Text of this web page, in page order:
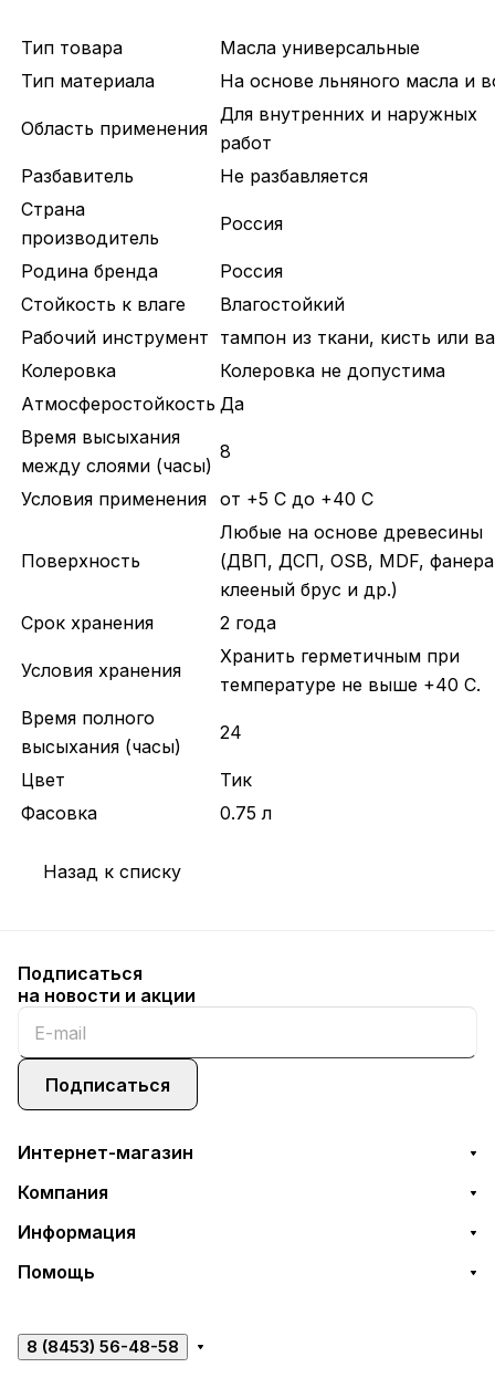
Тип товара
Масла универсальные
Тип материала
На основе льняного масла и
Область применения
Для внутренних и наружных
работ
Разбавитель
Не разбавляется
Страна
производитель
Россия
Родина бренда
Россия
Стойкость к влаге
Влагостойкий
Рабочий инструмент тампон из ткани, кисть или
Колеровка
Колеровка не допустима
Атмосферостойкость Да
Время высыхания
между слоями (часы)
8
Условия применения от +5 С до +40 С
Поверхность
Любые на основе древесины
(ДВП, ДСП, OSB, MDF,
клееный брус и др.)
Срок хранения
2 года
Условия хранения
Хранить герметичным при
температуре не выше +40 C.
Время полного
высыхания (часы)
24
Цвет
Тик
Фасовка
0.75 л
Назад к списку
Подписаться
на новости и акции
Подписаться
Интернет-магазин
Компания
Информация
Помощь
8 (8453) 56-48-58